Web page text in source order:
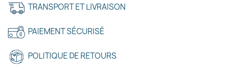
TRANSPORT ET LIVRAISON
PAIEMENT SÉCURISÉ
POLITIQUE DE RETOURS